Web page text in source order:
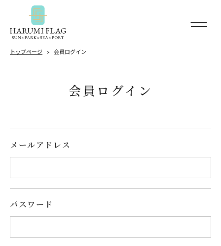
トップページ 会員ログイン
会員ログイン
メールアドレス
パスワード